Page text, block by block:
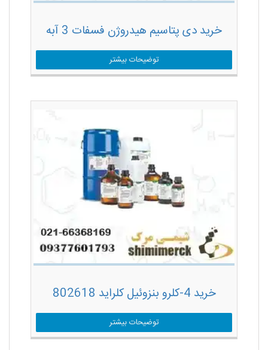
خرید دی پتاسیم هیدروژن فسفات 3 آبه
توضیحات بیشتر
خرید 4-کلرو بنزوئیل کلراید 802618
توضیحات بیشتر